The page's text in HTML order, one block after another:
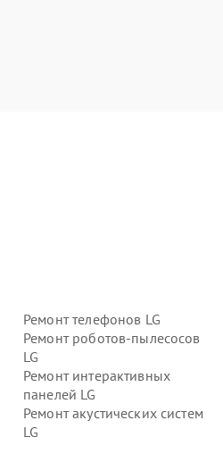
Ремонт телефонов LG
Ремонт роботов-пылесосов
LG
Ремонт интерактивных
панелей LG
Ремонт акустических систем
LG